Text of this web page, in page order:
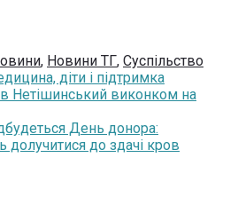
, Новини ТГ, Суспільство
діти і підтримка
Нетішинський виконком на
День донора:
до здачі кров